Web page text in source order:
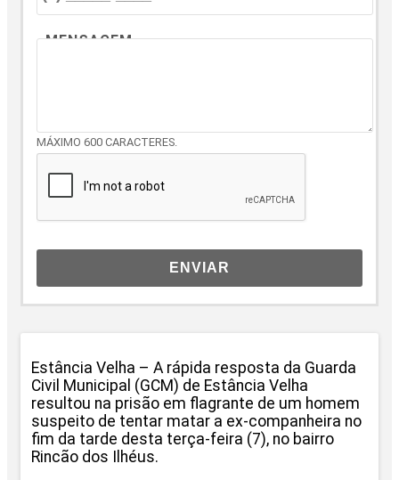
MENSAGEM
MÁXIMO 600 CARACTERES.
ENVIAR
Estância Velha – A rápida resposta da Guarda
Civil Municipal (GCM) de Estância Velha
resultou na prisão em flagrante de um homem
suspeito de tentar matar a ex-companheira no
fim da tarde desta terça-feira (7), no bairro
Rincão dos Ilhéus.